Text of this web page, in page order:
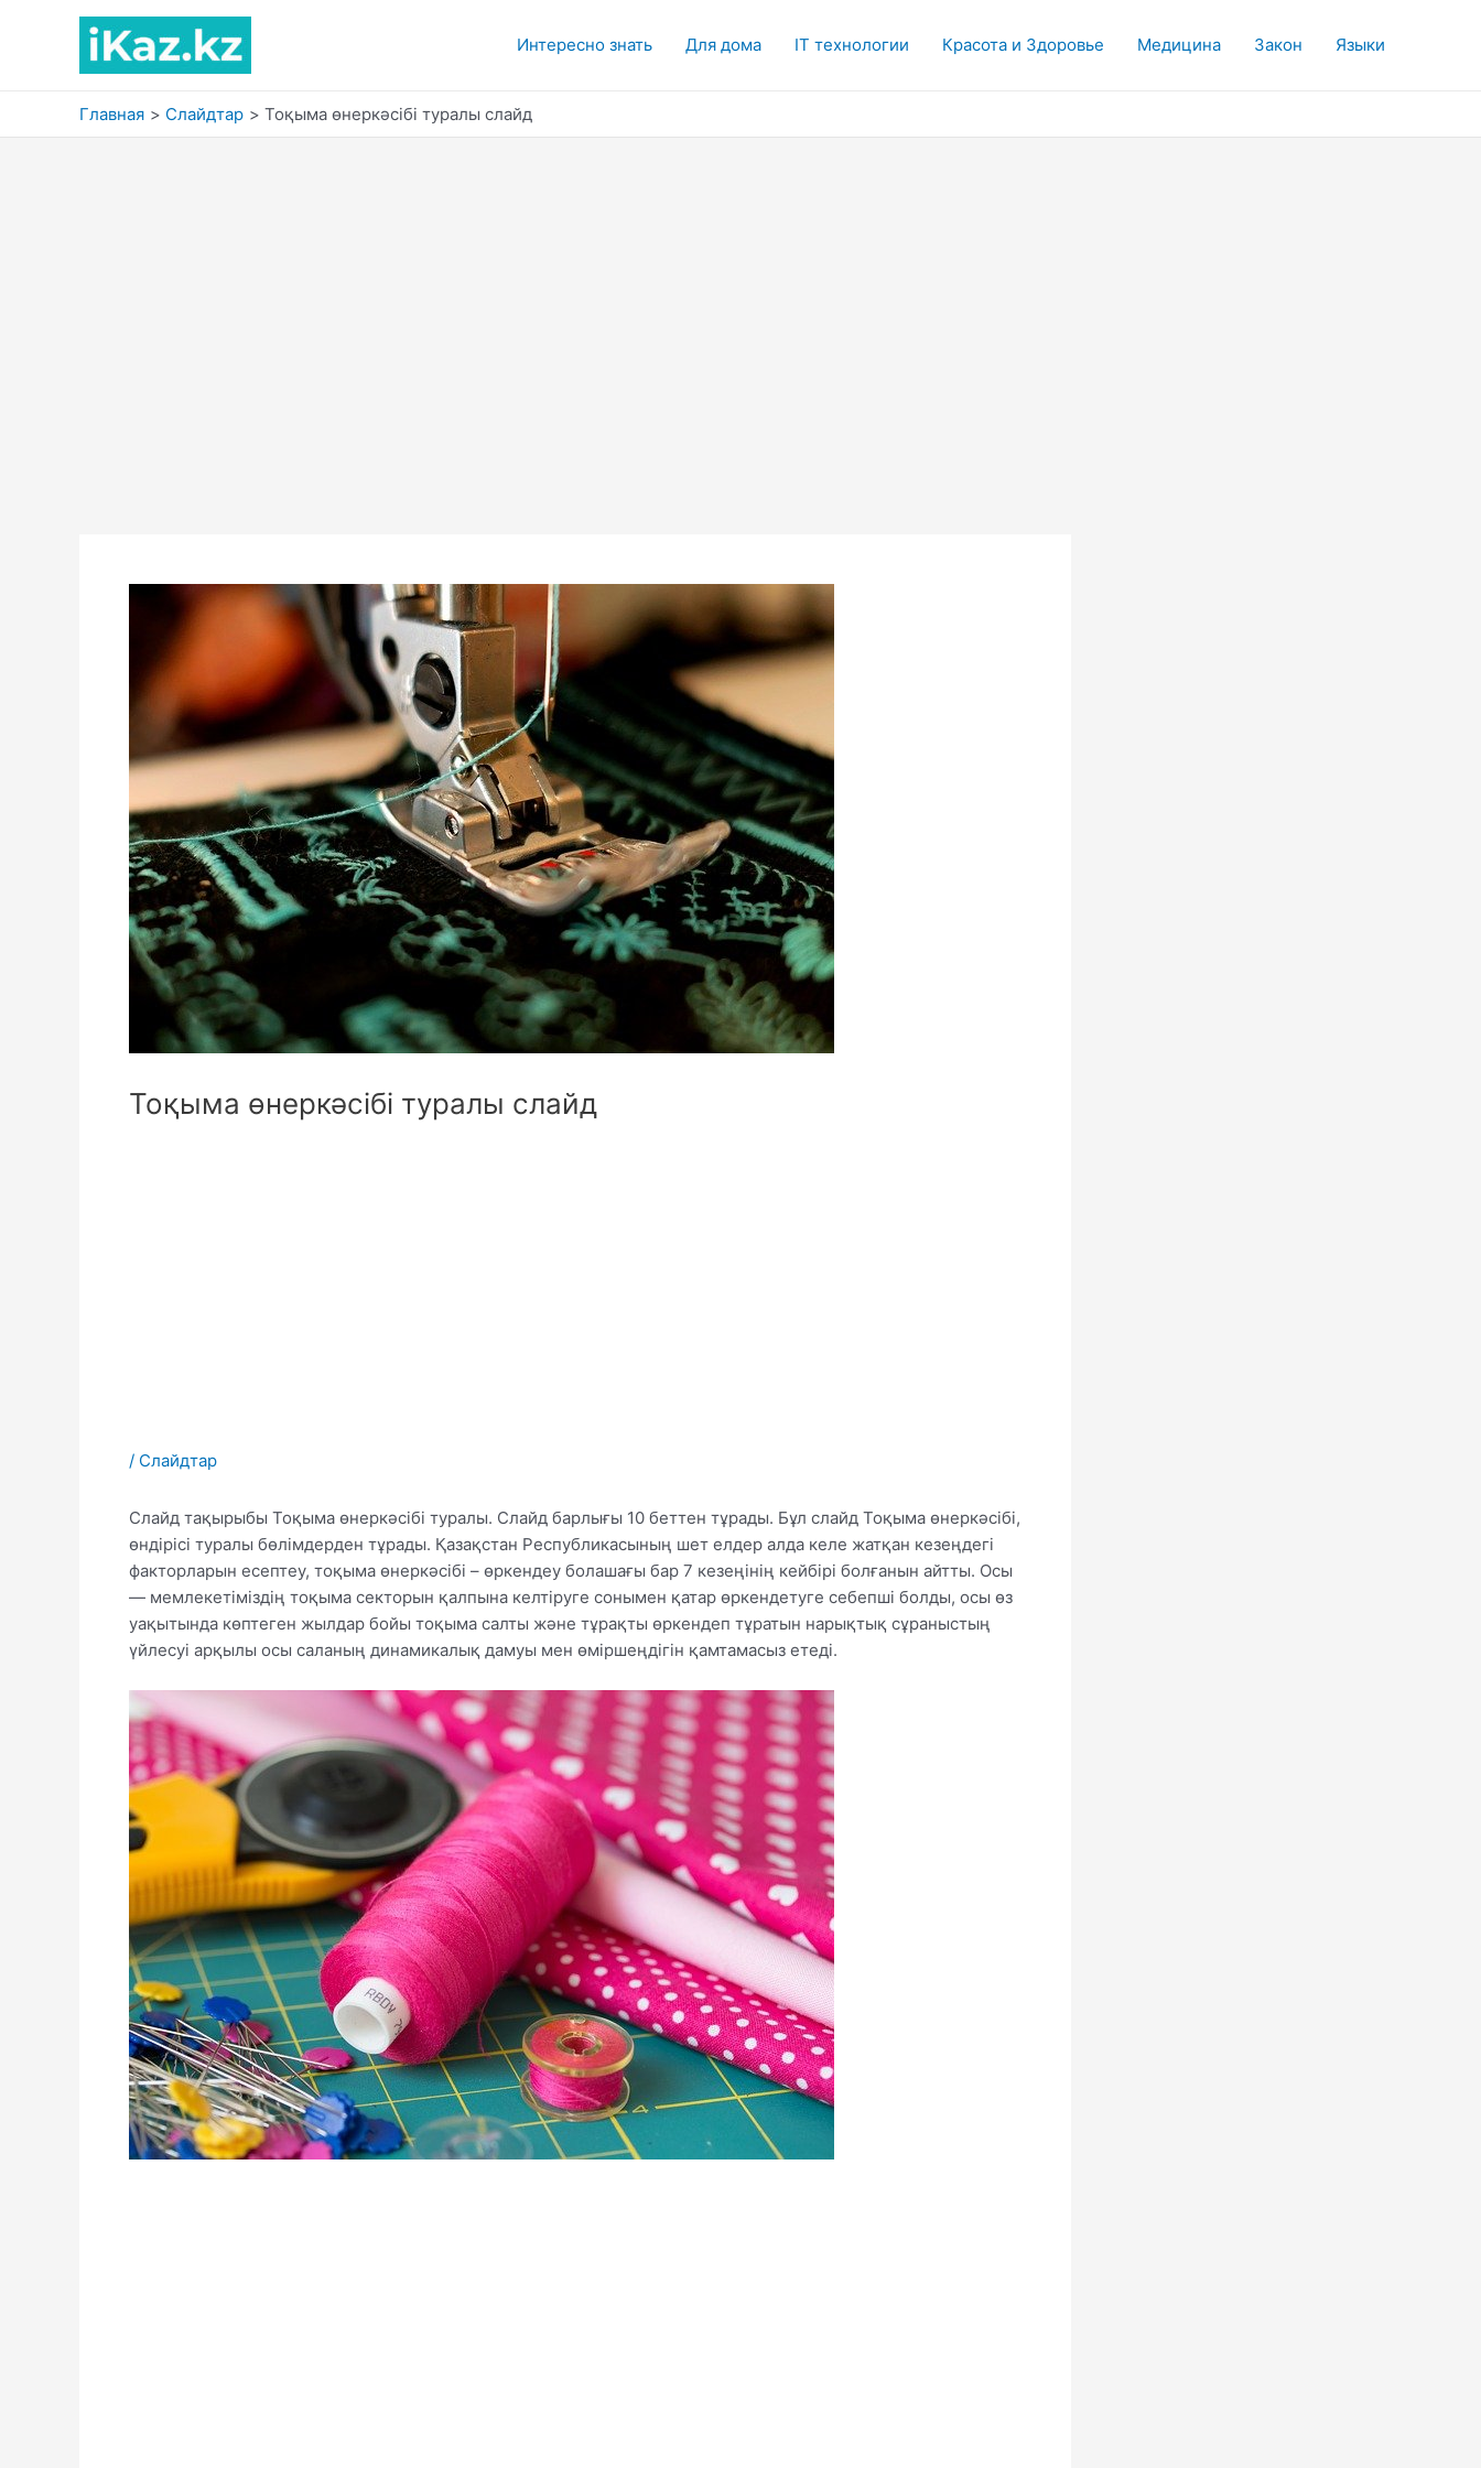
содержимому
Интересно знать Для дома IT технологии Красота и Здоровье Медицина Закон Языки
Главная Слайдтар Тоқыма өнеркәсібі туралы слайд
Тоқыма өнеркәсібі туралы слайд
/ Слайдтар
Слайд тақырыбы Тоқыма өнеркәсібі туралы. Слайд барлығы 10 беттен тұрады. Бұл слайд Тоқыма өнеркәсібі,
өндірісі туралы бөлімдерден тұрады. Қазақстан Республикасының шет елдер алда келе жатқан кезеңдегі
факторларын есептеу, тоқыма өнеркәсібі – өркендеу болашағы бар 7 кезеңінің кейбірі болғанын айтты. Осы
— мемлекетіміздің тоқыма секторын қалпына келтіруге сонымен қатар өркендетуге себепші болды, осы өз
уақытында көптеген жылдар бойы тоқыма салты және тұрақты өркендеп тұратын нарықтық сұраныстың
үйлесуі арқылы осы саланың динамикалық дамуы мен өміршеңдігін қамтамасыз етеді.